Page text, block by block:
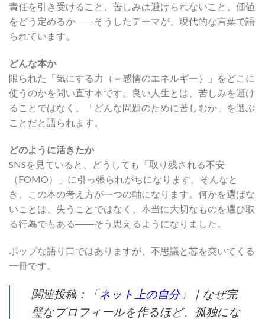
責任を引き受けること、苦しみは避けられないこと、価値
をどう定めるか――そうしたテーマが、現代的な言葉で語
られています。
どんな本か
限られた「気にする力（＝感情のエネルギー）」をどこに
使うのかを問い直す本です。良い人生とは、苦しみを避け
ることではなく、「どんな問題のために苦しむか」を選ぶ
ことだと語られます。
どのように活きたか
SNSを見ていると、どうしても「取り残される不安
（FOMO）」に引っ張られがちになります。そんなと
き、この本の考え方が一つの軸になります。何かを選ばな
いことは、失うことではなく、本当に大切なものを選び取
る行為でもある――そう思えるようになりました。
ポップな語り口ではありますが、不思議と芯を突いてくる
一冊です。
関連投稿：「ネット上の自分」｜なぜ完
璧なプロフィールを作るほど、孤独にな